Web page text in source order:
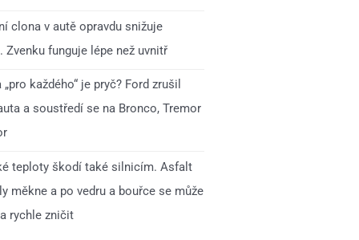
clona v autě opravdu snižuje
Zvenku funguje lépe než uvnitř
každého“ je pryč? Ford zrušil
a soustředí se na Bronco, Tremor
teploty škodí také silnicím. Asfalt
měkne a po vedru a bouřce se může
rychle zničit